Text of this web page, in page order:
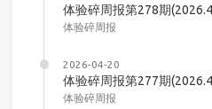
体验碎周报第278期
体验碎周报
2026-04-20
体验碎周报第277期
体验碎周报